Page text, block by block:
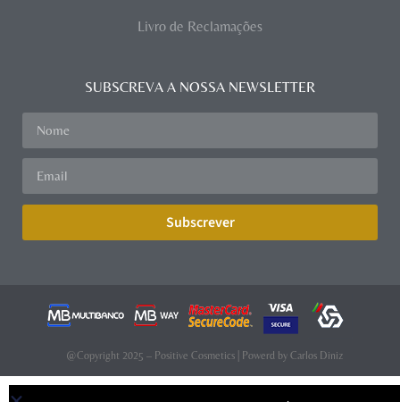
Livro de Reclamações
SUBSCREVA A NOSSA NEWSLETTER
Subscrever
@Copyright 2025 – Positive Cosmetics | Powerd by Carlos Diniz